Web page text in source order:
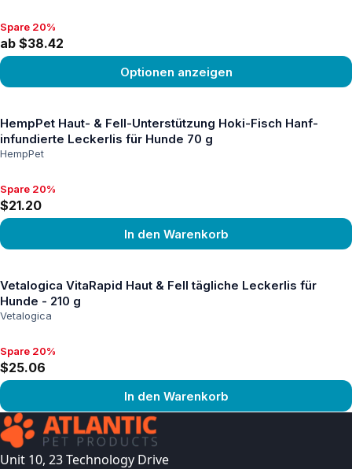
Spare 20%, ab $38.42
Spare 20%
ab $38.42
Optionen anzeigen
HempPet Haut- & Fell-Unterstützung Hoki-Fisch Hanf-
infundierte Leckerlis für Hunde 70 g
HempPet
Spare 20%, $21.20
Spare 20%
$21.20
In den Warenkorb
Vetalogica VitaRapid Haut & Fell tägliche Leckerlis für
Hunde - 210 g
Vetalogica
Spare 20%, $25.06
Spare 20%
$25.06
In den Warenkorb
Produkt ansehen
Unit 10, 23 Technology Drive